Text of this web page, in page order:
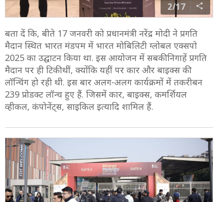
2/17
बता दें कि, बीते 17 जनवरी को प्रधानमंत्री नरेंद्र मोदी ने प्रगति
मैदान स्थित भारत मंडपम में भारत मोबिलिटी ग्लोबल एक्सपो
2025 का उद्घाटन किया था. इस आयोजन में सबकी निगाहें प्रगति
मैदान पर ही टिकी थीं, क्योंकि यहीं पर कार और बाइक्स की
लॉन्चिंग हो रही थी. इस बार अलग-अलग कार्यक्रमों में तकरीबन
239 प्रोडक्ट लॉन्च हुए हैं. जिसमें कार, बाइक्स, कमर्शियल
व्हीकल, कंपोनेंट्स, साइकिल इत्यादि शामिल हैं.